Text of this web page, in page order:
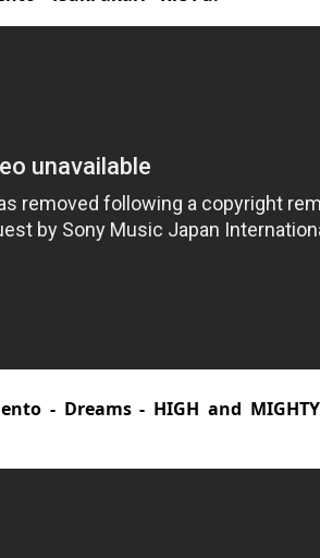
- Dreams - HIGH and MIGHTY